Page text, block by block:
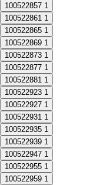
100522857 1
100522861 1
100522865 1
100522869 1
100522873 1
100522877 1
100522881 1
100522923 1
100522927 1
100522931 1
100522935 1
100522939 1
100522947 1
100522955 1
100522959 1